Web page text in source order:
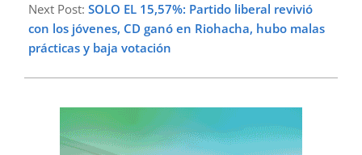
Next Post: SOLO EL 15,57%: Partido liberal revivió
con los jóvenes, CD ganó en Riohacha, hubo malas
prácticas y baja votación